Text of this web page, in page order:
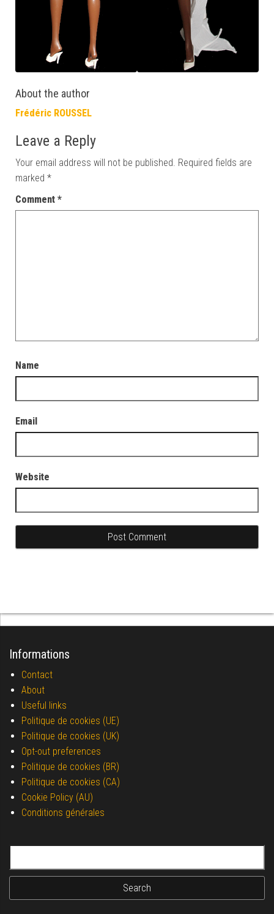
About the author
Frédéric ROUSSEL
Leave a Reply
Your email address will not be published. Required fields are
marked *
Comment *
Name
Email
Website
Informations
Contact
About
Useful links
Politique de cookies (UE)
Politique de cookies (UK)
Opt-out preferences
Politique de cookies (BR)
Politique de cookies (CA)
Cookie Policy (AU)
Conditions générales